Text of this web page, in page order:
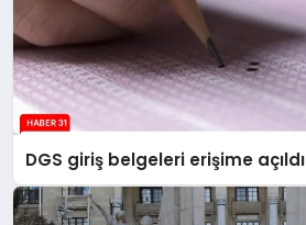
DGS giriş belgeleri erişime açıldı